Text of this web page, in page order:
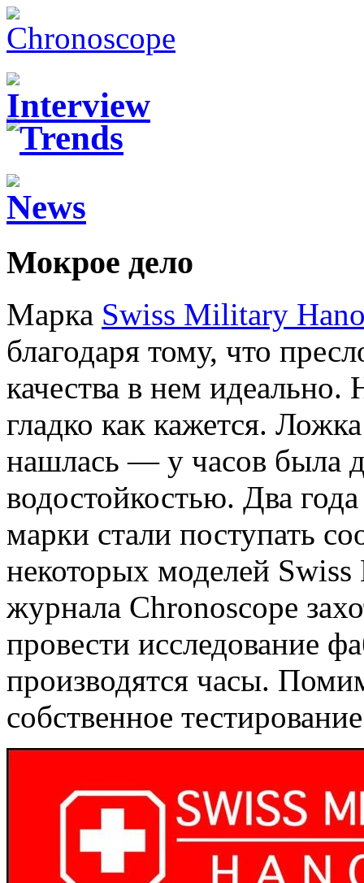
Мокрое дело
Марка Swiss Military
благодаря тому, что
качества в нем идеально.
гладко как кажется.
нашлась — у часов была
водостойкостью. Два
марки стали поступать
некоторых моделей
журнала Chronoscope
провести исследование
производятся часы.
собственное